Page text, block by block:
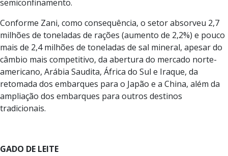
semiconfinamento.
Conforme Zani, como consequência, o setor absorveu 2,7
milhões de toneladas de rações (aumento de 2,2%) e pouco
mais de 2,4 milhões de toneladas de sal mineral, apesar do
câmbio mais competitivo, da abertura do mercado norte-
americano, Arábia Saudita, África do Sul e Iraque, da
retomada dos embarques para o Japão e a China, além da
ampliação dos embarques para outros destinos
tradicionais.
GADO DE LEITE